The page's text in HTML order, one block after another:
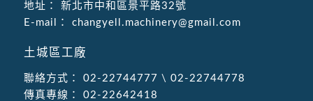
地址：
新北市中和區景平路32號
E-mail：
changyell.machinery@gmail.com
土城區工廠
聯絡方式： 02-22744777 \ 02-22744778
傳真專線：
02-22642418